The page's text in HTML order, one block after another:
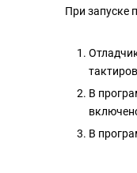
При запуске
В
В